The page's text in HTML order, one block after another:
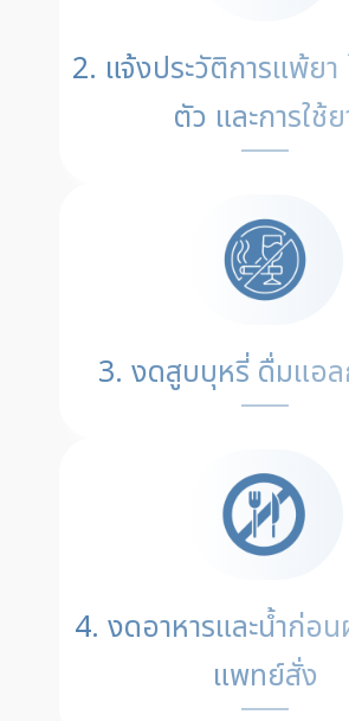
2. แจ้งประวัติการแพ้ยา
ตัว และการใช้ย
3. งดสูบบุหรี่ ดื่มแอ
4. งดอาหารและน้ำก่อ
แพทย์สั่ง